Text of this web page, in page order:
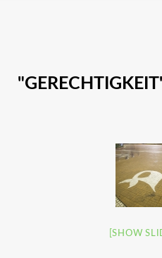
[SHOW